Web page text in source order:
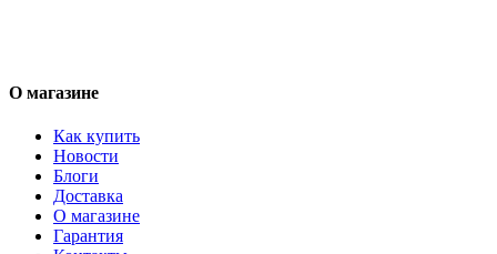
О магазине
Как купить
Новости
Блоги
Доставка
О магазине
Гарантия